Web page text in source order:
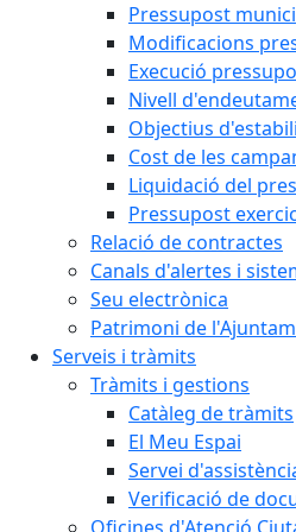
Pressupost
Modificacions
Execució
Nivell
Objectius
Cost de les
Liquidació del
Pressupost
Relació de contractes
Canals d'alertes i
Seu electrònica
Patrimoni de
Serveis i tràmits
Tràmits i gestions
Catàleg de tràmits
El Meu Espai
Servei
Verificació de